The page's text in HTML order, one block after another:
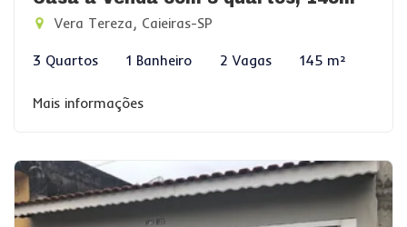
Vera Tereza, Caieiras-SP
3 Quartos 1 Banheiro 2 Vagas 145 m²
Mais informações